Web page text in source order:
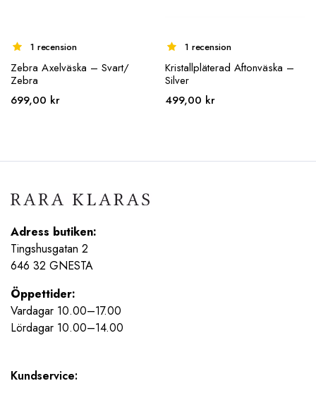
1 recension
Zebra Axelväska – Svart/
Zebra
699,00 kr
1 recension
Kristallpläterad Aftonväska –
Silver
499,00 kr
Adress butiken:
Tingshusgatan 2
646 32 GNESTA
Öppettider:
Vardagar 10.00–17.00
Lördagar 10.00–14.00
Kundservice: